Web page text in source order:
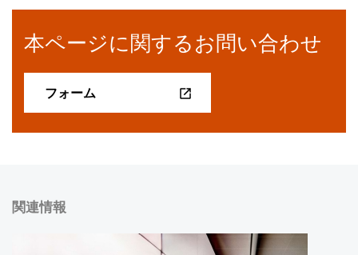
本ページに関するお問い合わせ
フォーム
関連情報